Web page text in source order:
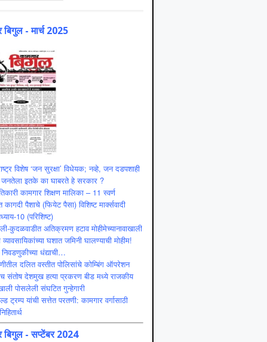
बिगुल - मार्च 2025
विशेष ‘जन सुरक्षा’ विधेयक; नव्हे, जन दडपशाही
इतके का घाबरते हे सरकार ?
कामगार शिक्षण मालिका – 11 स्वर्ण
कागदी पैशाचे (फियेट पैसा) विशिष्ट मार्क्सवादी
10 (परिशिष्ट)
कुदळवाडीत अतिक्रमण हटाव मोहीमेच्यानावाखाली
घशात जमिनी घालण्याची मोहीम!
निवडणुकीच्या धंद्याची…
दलित वस्तीत पोलिसांचे कोम्बिंग ऑपरेशन
संतोष देशमुख हत्या प्रकरण बीड मध्ये राजकीय
पोसलेली संघटित गुन्हेगारी
ट्रम्प यांची सत्तेत परतणी: कामगार वर्गासाठी
बिगुल - सप्टेंबर 2024